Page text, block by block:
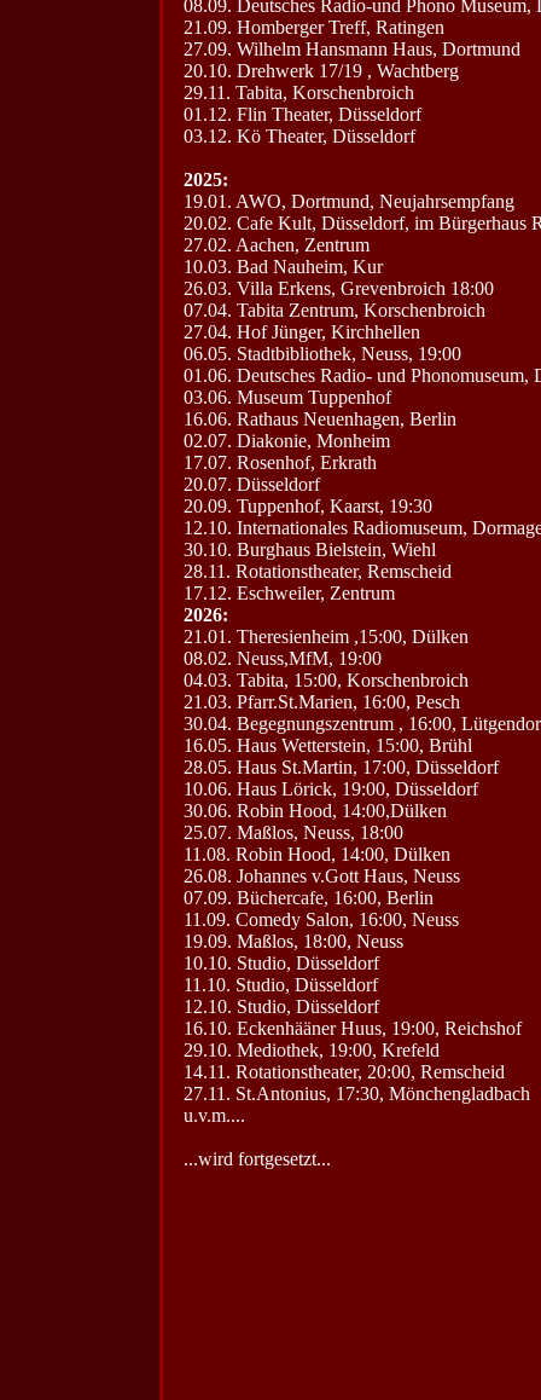
08.09. Deutsches Radio-und Phono Museum,
21.09. Homberger Treff, Ratingen
27.09. Wilhelm Hansmann Haus, Dortmund
20.10. Drehwerk 17/19 , Wachtberg
29.11. Tabita, Korschenbroich
01.12. Flin Theater, Düsseldorf
03.12. Kö Theater, Düsseldorf
2025:
19.01. AWO, Dortmund, Neujahrsempfang
20.02. Cafe Kult, Düsseldorf, im Bürgerhaus
27.02. Aachen, Zentrum
10.03. Bad Nauheim, Kur
26.03. Villa Erkens, Grevenbroich 18:00
07.04. Tabita Zentrum, Korschenbroich
27.04. Hof Jünger, Kirchhellen
06.05. Stadtbibliothek, Neuss, 19:00
01.06. Deutsches Radio- und Phonomuseum,
03.06. Museum Tuppenhof
16.06. Rathaus Neuenhagen, Berlin
02.07. Diakonie, Monheim
17.07. Rosenhof, Erkrath
20.07. Düsseldorf
20.09. Tuppenhof, Kaarst, 19:30
12.10. Internationales Radiomuseum,
30.10. Burghaus Bielstein, Wiehl
28.11. Rotationstheater, Remscheid
17.12. Eschweiler, Zentrum
2026:
21.01. Theresienheim ,15:00, Dülken
08.02. Neuss,MfM, 19:00
04.03. Tabita, 15:00, Korschenbroich
21.03. Pfarr.St.Marien, 16:00, Pesch
30.04. Begegnungszentrum , 16:00,
16.05. Haus Wetterstein, 15:00, Brühl
28.05. Haus St.Martin, 17:00, Düsseldorf
10.06. Haus Lörick, 19:00, Düsseldorf
30.06. Robin Hood, 14:00,Dülken
25.07. Maßlos, Neuss, 18:00
11.08. Robin Hood, 14:00, Dülken
26.08. Johannes v.Gott Haus, Neuss
07.09. Büchercafe, 16:00, Berlin
11.09. Comedy Salon, 16:00, Neuss
19.09. Maßlos, 18:00, Neuss
10.10. Studio, Düsseldorf
11.10. Studio, Düsseldorf
12.10. Studio, Düsseldorf
16.10. Eckenhääner Huus, 19:00, Reichshof
29.10. Mediothek, 19:00, Krefeld
14.11. Rotationstheater, 20:00, Remscheid
27.11. St.Antonius, 17:30, Mönchengladbach
u.v.m....
...wird fortgesetzt...